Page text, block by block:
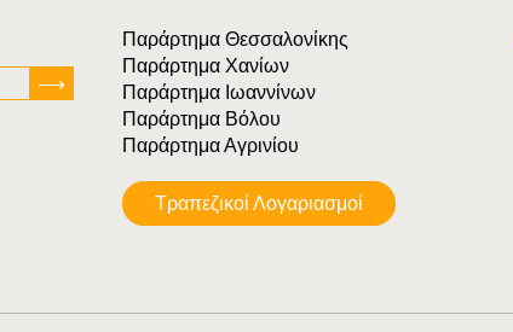
Παράρτημα Θεσσαλονίκης
Παράρτημα Χανίων
Παράρτημα Ιωαννίνων
Παράρτημα Βόλου
Παράρτημα Αγρινίου
Tραπεζικοί Λογαριασμοί